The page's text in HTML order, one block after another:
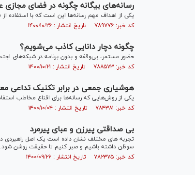
رسانه‌های بیگانه چگونه در فضای مجازی
یکی از اهداف مهم رسانه‌ها این است که با استفاده
کد خبر: ۷۸۹۷۷۶ تاریخ انتشار : ۱۴۰۰/۱۰/۲۶
چگونه دچار دانایی کاذب می‌شویم؟
حضور مستمر، بی‌وقفه و بدون برنامه در شبکه‌های
کد خبر: ۷۸۸۵۷۳ تاریخ انتشار : ۱۴۰۰/۱۰/۲۱
هوشیاری جمعی در برابر تکنیک تداعی
یکی از روش‌هایی که رسانه‌ها برای اقناع مخاطب
کد خبر: ۷۸۴۳۸۱ تاریخ انتشار : ۱۴۰۰/۱۰/۰۴
بی صداقتی پیرزن و عبای پیرمرد
تجربه های مختلف نشان داده است یک اصل راهبردی
سوظن داشته باشیم و صبر کنیم تا حقیقت روشن شود.
کد خبر: ۷۸۲۳۷۵ تاریخ انتشار : ۱۴۰۰/۰۹/۲۶